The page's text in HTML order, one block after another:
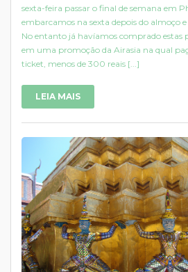
sexta-feira passar o final de semana em
embarcamos na sexta depois do almoço
No entanto já havíamos comprado estas
em uma promoção da Airasia na qual
ticket, menos de 300 reais [...]
LEIA MAIS